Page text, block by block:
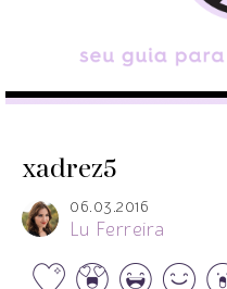
xadrez5
06.03.2016
Lu Ferreira